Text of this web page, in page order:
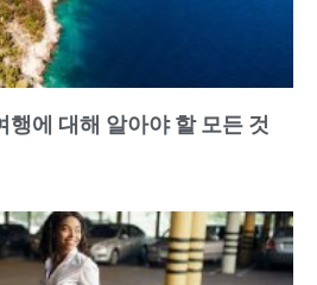
행에 대해 알아야 할 모든 것